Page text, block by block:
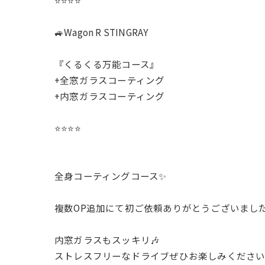
🚙Wagon R STINGRAY
『くるくる万能コース』
+全窓ガラスコーティング
+内窓ガラスコーティング
⭐️⭐️⭐️⭐️
全身コーティングコース✨️
複数OP追加にて初ご依頼ありがとうございました
内窓ガラスもスッキリ🎶
ストレスフリーなドライブぜひお楽しみくださ